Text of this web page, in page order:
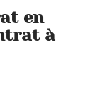
en
à